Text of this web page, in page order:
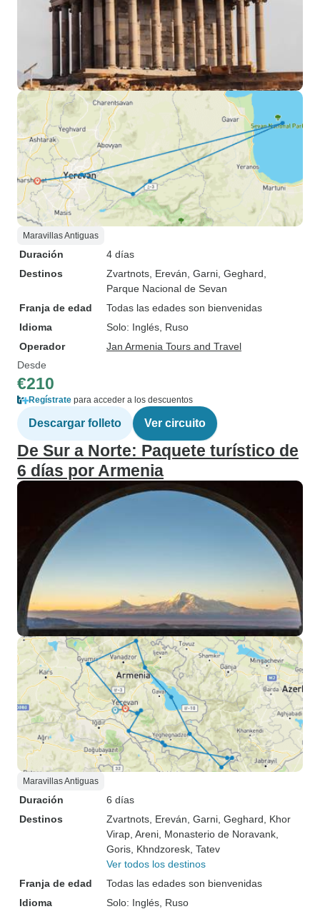
Maravillas Antiguas
Duración
4 días
Destinos
Zvartnots , Ereván , Garni , Geghard
Parque Nacional de Sevan
Franja de edad
Todas las edades son bienvenidas
Idioma
Solo: Inglés, Ruso
Operador
Jan Armenia Tours and Travel
Desde
€210
Regístrate para acceder a los descuentos
Descargar folleto Ver circuito
De Sur a Norte: Paquete turístico de
6 días por Armenia
Maravillas Antiguas
Duración
6 días
Destinos
Zvartnots , Ereván , Garni , Geghard , Khor
Virap , Areni , Monasterio de Noravank
Goris , Khndzoresk , Tatev
Ver todos los destinos
Franja de edad
Todas las edades son bienvenidas
Idioma
Solo: Inglés, Ruso